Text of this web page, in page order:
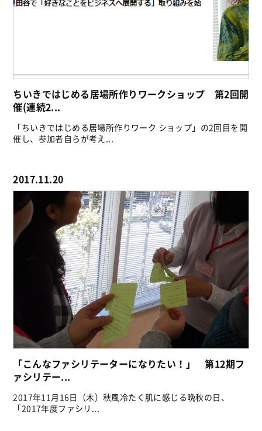
ちいきではじめる居場所作りワークショップ 第2回開
催(連続2...
「ちいきではじめる居場所作りワーク ショップ」の2回目を開
催し、参加者自らが考え...
2017.11.20
「こんなファシリテーターになりたい！」 第12期フ
ァシリテー...
2017年11月16日（木）秋風冷たく肌に感じる晩秋の日、
「2017年度ファシリ...